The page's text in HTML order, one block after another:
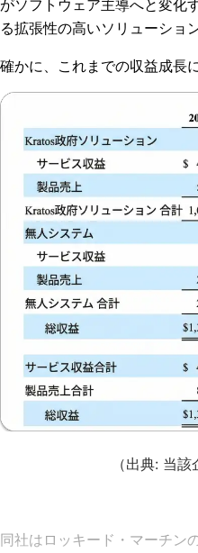
がソフトウェア主導へと変化
る拡張性の高いソリューショ
確かに、これまでの収益成長
（出典: 当該
同社はロッキード・マーチン